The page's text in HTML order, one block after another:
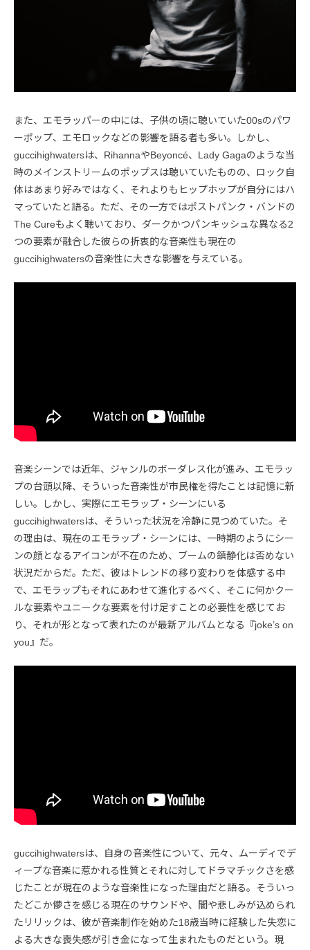
また、エモラッパーの中には、子供の頃に聴いていた00sのパワ
ーポップ、エモロックなどの影響を語る者も多い。しかし、
guccihighwatersは、RihannaやBeyoncé、Lady Gagaのような当
時のメインストリームのポップスは聴いていたものの、ロック自
体はあまり好みではなく、それよりもヒップホップが自分にはハ
マっていたと語る。ただ、その一方ではポストパンク・バンドの
The Cureもよく聴いており、ダークかつパンキッシュな異なる2
つの要素が融合した彼らの折衷的な音楽性も現在の
guccihighwatersの音楽性に大きな影響を与えている。
音楽シーンでは近年、ジャンルのボーダレス化が進み、エモラッ
プの台頭以降、そういった音楽性が市民権を得たことは記憶に新
しい。しかし、実際にエモラップ・シーンにいる
guccihighwatersは、そういった状況を冷静に見つめていた。そ
の理由は、現在のエモラップ・シーンには、一時期のようにシー
ンの顔となるアイコンが不在のため、ブームの鎮静化は否めない
状況だからだ。ただ、彼はトレンドの移り変わりを体感する中
で、エモラップもそれにあわせて進化するべく、そこに何かクー
ルな要素やユニークな要素を付け足すことの必要性を感じてお
り、それが形となって表れたのが最新アルバムとなる『joke’s on
you』だ。
guccihighwatersは、自身の音楽性について、元々、ムーディでデ
ィープな音楽に惹かれる性質とそれに対してドラマチックさを感
じたことが現在のような音楽性になった理由だと語る。そういっ
たどこか儚さを感じる現在のサウンドや、闇や悲しみが込められ
たリリックは、彼が音楽制作を始めた18歳当時に経験した失恋に
よる大きな喪失感が引き金になって生まれたものだという。現